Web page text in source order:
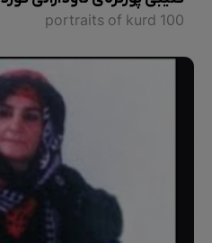
100 portraits of kurd